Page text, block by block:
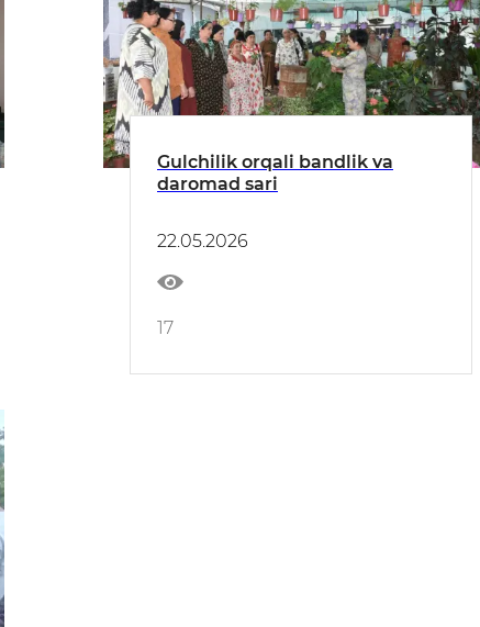
Gulchilik orqali bandlik va
daromad sari
22.05.2026
17